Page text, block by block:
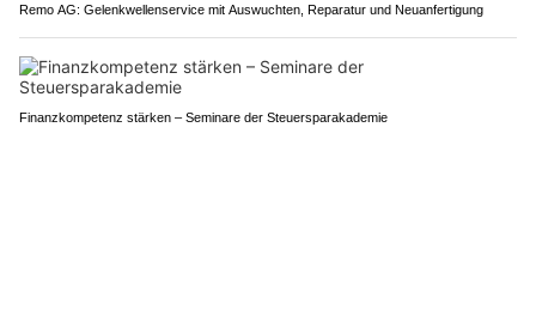
Remo AG: Gelenkwellenservice mit Auswuchten, Reparatur und Neuanfertigung
Finanzkompetenz stärken – Seminare der Steuersparakademie